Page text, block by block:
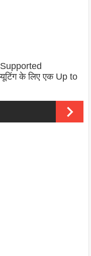
के लिए एक Up to